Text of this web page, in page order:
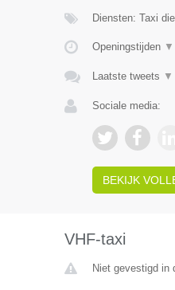
Diensten: Taxi
Openingstijden ▼
Laatste tweets ▼
Sociale media:
BEKIJK
VHF-taxi
Niet gevestigd in